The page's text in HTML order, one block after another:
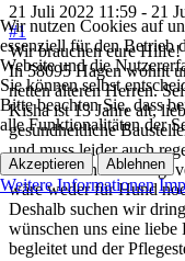
21 Juli 2022 11:59 - 21
#1
Wir brauchen eure Hilfe!
In 58095 Hagen wohnt
netten älteren Herren.
Kisha ist 13 Jahre alt,
gesundheitliche
und muss leider auch
Wir möchten unbedingt
wäre weder für Hund
Deshalb suchen wir
wünschen uns eine
begleitet und der
Wir nutzen Cookies auf
essenziell für den Betrieb
Website und die
Sie können selbst
Bitte beachten Sie, dass
alle Funktionalitäten der
Akzeptieren Ablehnen
Weitere Informationen